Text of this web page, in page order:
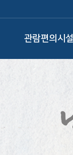
관람편의시설